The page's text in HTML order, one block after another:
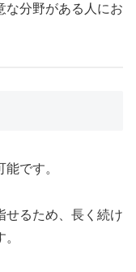
な分野がある人にお
です。
せるため、長く続け